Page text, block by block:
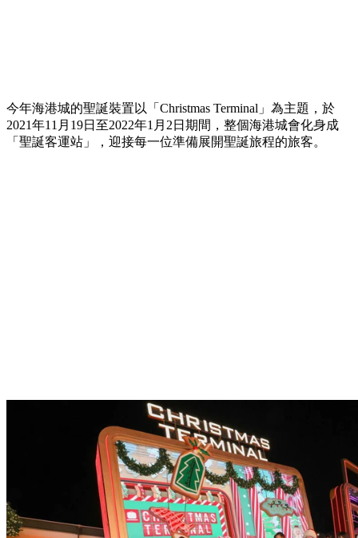
今年海港城的聖誕裝置以「Christmas Terminal」為主題，於
2021年11月19日至2022年1月2日期間，整個海港城會化身成
「聖誕客運站」，迎接每一位準備展開聖誕旅程的旅客。